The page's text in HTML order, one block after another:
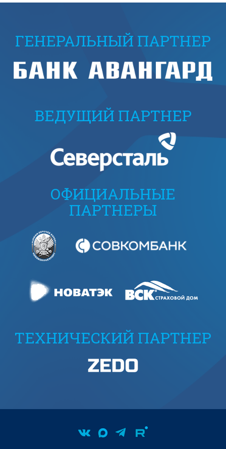
ГЕНЕРАЛЬНЫЙ ПАРТНЕР
ВЕДУЩИЙ ПАРТНЕР
ОФИЦИАЛЬНЫЕ
ПАРТНЕРЫ
ТЕХНИЧЕСКИЙ ПАРТНЕР